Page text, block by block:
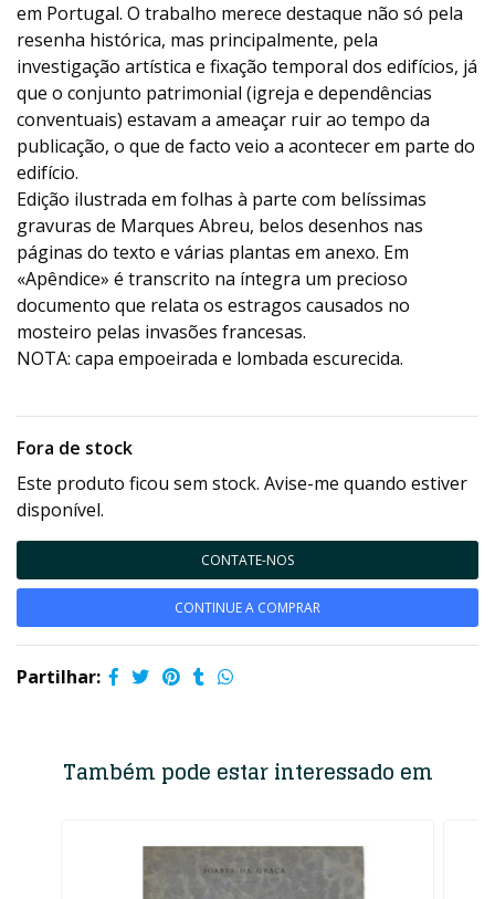
em Portugal. O trabalho merece destaque não só pela
resenha histórica, mas principalmente, pela
investigação artística e fixação temporal dos edifícios, já
que o conjunto patrimonial (igreja e dependências
conventuais) estavam a ameaçar ruir ao tempo da
publicação, o que de facto veio a acontecer em parte do
edifício.
Edição ilustrada em folhas à parte com belíssimas
gravuras de Marques Abreu, belos desenhos nas
páginas do texto e várias plantas em anexo. Em
«Apêndice» é transcrito na íntegra um precioso
documento que relata os estragos causados no
mosteiro pelas invasões francesas.
NOTA: capa empoeirada e lombada escurecida.
Fora de stock
Este produto ficou sem stock. Avise-me quando estiver
disponível.
CONTATE-NOS
CONTINUE A COMPRAR
Partilhar:
Também pode estar interessado em